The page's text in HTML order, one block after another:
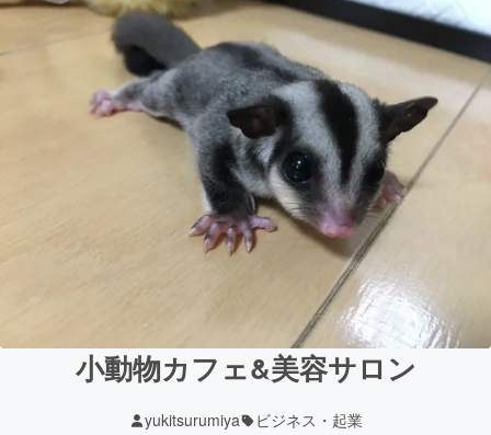
小動物カフェ&美容サロン
yukitsurumiya ビジネス・起業